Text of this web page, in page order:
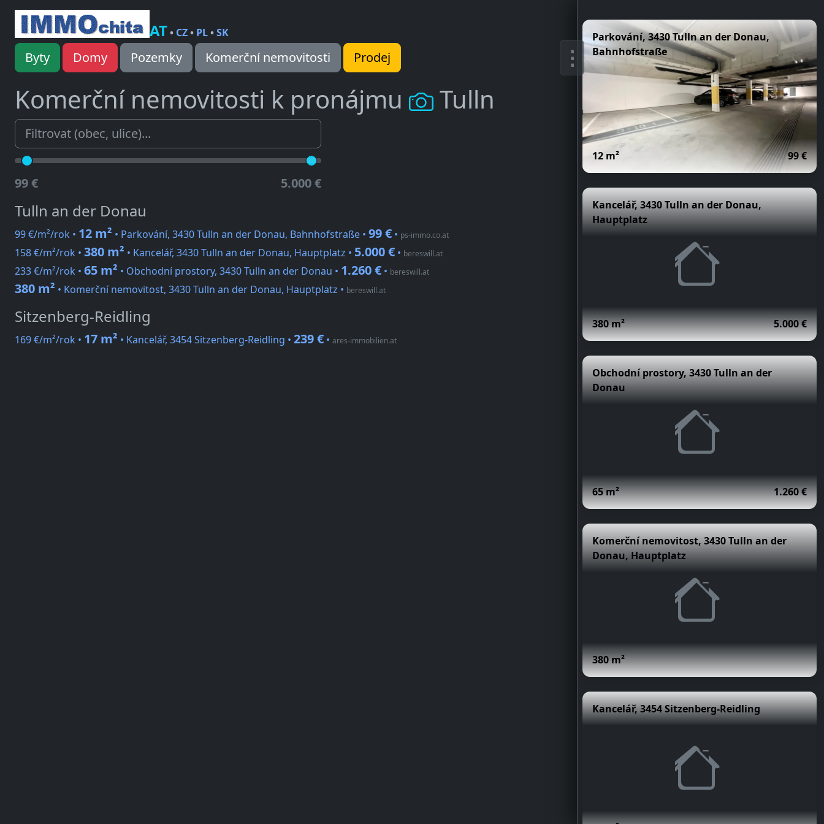
AT• CZ• PL•SK
Byty Domy Pozemky Komerční nemovitosti Prodej
Komerční nemovitosti k pronájmu Tulln
99 € 5.000 €
Tulln an der Donau
99 €/m²/rok • 12 m² • Parkování, 3430 Tulln an der Donau, Bahnhofstraße • 99 € • ps-immo.co.at
158 €/m²/rok • 380 m² • Kancelář, 3430 Tulln an der Donau, Hauptplatz • 5.000 € • bereswill.at
233 €/m²/rok • 65 m² • Obchodní prostory, 3430 Tulln an der Donau • 1.260 € • bereswill.at
380 m² • Komerční nemovitost, 3430 Tulln an der Donau, Hauptplatz • bereswill.at
Sitzenberg-Reidling
169 €/m²/rok • 17 m² • Kancelář, 3454 Sitzenberg-Reidling • 239 € • ares-immobilien.at